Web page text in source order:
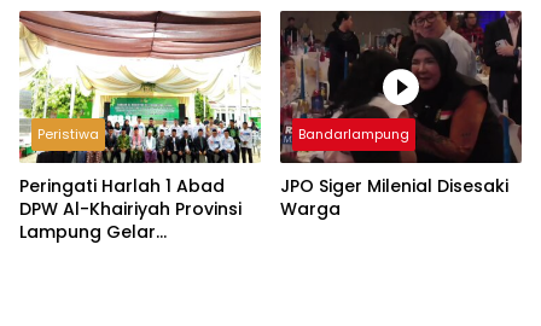
Peristiwa
Peringati Harlah 1 Abad
DPW Al-Khairiyah Provinsi
Lampung Gelar
Bandarlampung
JPO Siger Milenial Disesaki
Warga